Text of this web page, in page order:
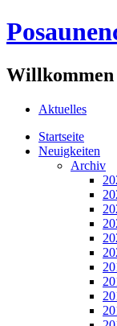
Willkommen
Aktuelles
Startseite
Neuigkeiten
Archiv